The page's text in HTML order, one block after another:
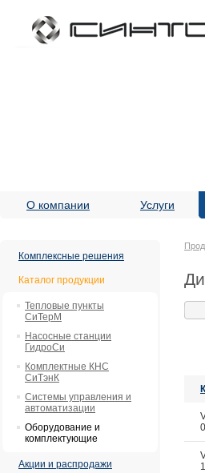
О компании Услуги
Комплексные решения
Каталог продукции
Тепловые пункты
СиТерМ
Насосные станции
ГидроСи
Комплектные КНС
СиТэнК
Системы управления и
автоматизации
Оборудование и
комплектующие
Акции и распродажи